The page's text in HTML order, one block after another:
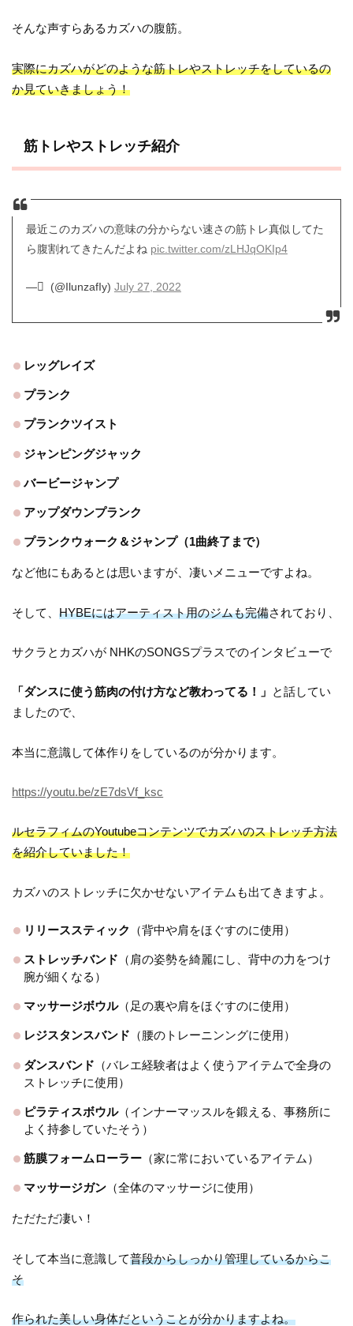
そんな声すらあるカズハの腹筋。
実際にカズハがどのような筋トレやストレッチをしているの
か見ていきましょう！
筋トレやストレッチ紹介
最近このカズハの意味の分からない速さの筋トレ真似してた
ら腹割れてきたんだよね pic.twitter.com/zLHJqOKIp4
— ْ (@IlunzafIy) July 27, 2022
レッグレイズ
プランク
プランクツイスト
ジャンピングジャック
バービージャンプ
アップダウンプランク
プランクウォーク＆ジャンプ（1曲終了まで）
など他にもあるとは思いますが、凄いメニューですよね。
そして、HYBEにはアーティスト用のジムも完備されており、
サクラとカズハが NHKのSONGSプラスでのインタビューで
「ダンスに使う筋肉の付け方など教わってる！」 と話してい
ましたので、
本当に意識して体作りをしているのが分かります。
https://youtu.be/zE7dsVf_ksc
ルセラフィムのYoutubeコンテンツでカズハのストレッチ方法
を紹介していました！
カズハのストレッチに欠かせないアイテムも出てきますよ。
リリーススティック （背中や肩をほぐすのに使用）
ストレッチバンド （肩の姿勢を綺麗にし、背中の力をつけ
腕が細くなる）
マッサージボウル（足の裏や肩をほぐすのに使用）
レジスタンスバンド （腰のトレーニンングに使用）
ダンスバンド （バレエ経験者はよく使うアイテムで全身の
ストレッチに使用）
ピラティスボウル（インナーマッスルを鍛える、事務所に
よく持参していたそう）
筋膜フォームローラー （家に常においているアイテム）
マッサージガン （全体のマッサージに使用）
ただただ凄い！
そして本当に意識して普段からしっかり管理しているからこ
そ
作られた美しい身体だということが分かりますよね。